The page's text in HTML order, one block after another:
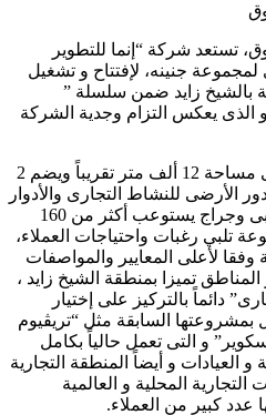
تستعد شركة “إنما للتطوير
لمجموعة جنينه، لإفتتاح و تشغيل
بالشيخ زايد ضمن سلسلة ”
و الذى يعكس التزام وجدية الشركة
يقع مشروع ” تريڤيوم زايد” على مساحة 12 ألف متر تقريباً ويضم 2
الأرضى للنشاط التجارى والأدوار
المتكررة للنشاط الإدارى و الطبى وجراج يستوعب أكثر من 160
تلبي رغبات واحتياجات العملاء،
لأعلى المعايير والمواصفات
تميزا بمنطقة الشيخ زايد ،
دائماً بالتركيز على إختيار
بمشروعتها السابقة مثل “تريڤيوم
و التى تعمل حالياً بكامل
العيادات و أيضاً المنطقة التجارية
المحلية و العالمية
عدد كبير من العملاء.